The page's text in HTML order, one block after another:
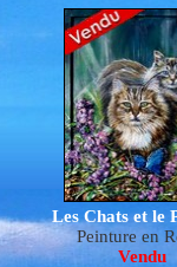
Les Chats et le
Peinture en
Vendu